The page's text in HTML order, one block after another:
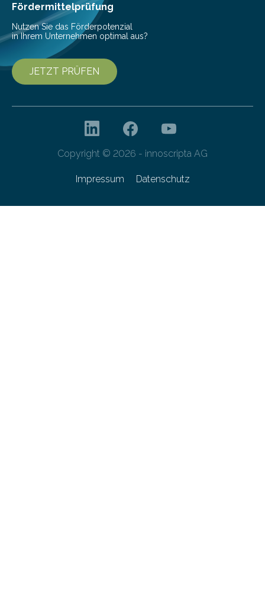
interessierte Studierende bei zwei Terminen…
Fördermittelprüfung
Nutzen Sie das Förderpotenzial
in Ihrem Unternehmen optimal aus?
JETZT PRÜFEN
Copyright © 2026 - innoscripta AG
Impressum Datenschutz